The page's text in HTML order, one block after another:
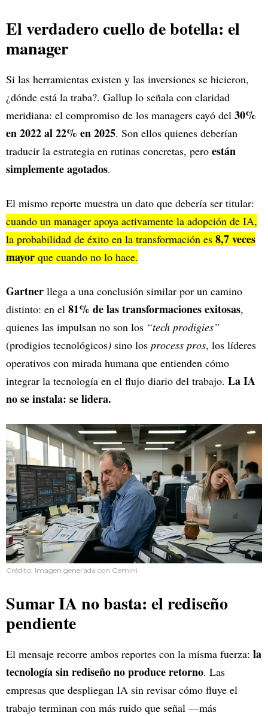
El verdadero cuello de botella: el
manager
Si las herramientas existen y las inversiones se hicieron,
¿dónde está la traba?. Gallup lo señala con claridad
meridiana: el compromiso de los managers cayó del 30%
en 2022 al 22% en 2025. Son ellos quienes deberían
traducir la estrategia en rutinas concretas, pero están
simplemente agotados.
El mismo reporte muestra un dato que debería ser titular:
cuando un manager apoya activamente la adopción de IA,
la probabilidad de éxito en la transformación es 8,7 veces
mayor que cuando no lo hace.
Gartner llega a una conclusión similar por un camino
distinto: en el 81% de las transformaciones exitosas,
quienes las impulsan no son los “tech prodigies”
(prodigios tecnológicos) sino los process pros, los líderes
operativos con mirada humana que entienden cómo
integrar la tecnología en el flujo diario del trabajo. La IA
no se instala: se lidera.
Crédito: Imagen generada con Gemini
Sumar IA no basta: el rediseño
pendiente
El mensaje recorre ambos reportes con la misma fuerza: la
tecnología sin rediseño no produce retorno. Las
empresas que despliegan IA sin revisar cómo fluye el
trabajo terminan con más ruido que señal —más